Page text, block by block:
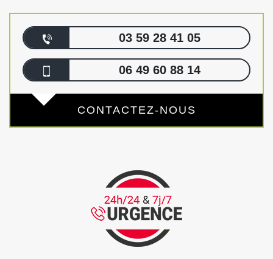
03 59 28 41 05
06 49 60 88 14
CONTACTEZ-NOUS